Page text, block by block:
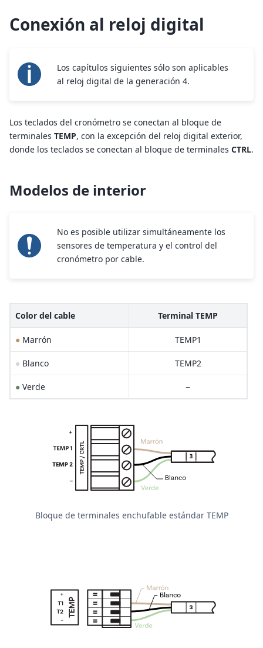
Conexión al reloj digital
Los capítulos siguientes sólo son aplicables
al reloj digital de la generación 4.
Los teclados del cronómetro se conectan al bloque de
terminales TEMP, con la excepción del reloj digital exterior,
donde los teclados se conectan al bloque de terminales CTRL.
Modelos de interior
No es posible utilizar simultáneamente los
sensores de temperatura y el control del
cronómetro por cable.
Color del cable Terminal TEMP
● Marrón TEMP1
● Blanco TEMP2
● Verde −
Bloque de terminales enchufable estándar TEMP